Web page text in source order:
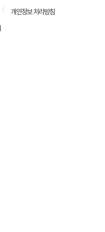
개인정보 처리방침